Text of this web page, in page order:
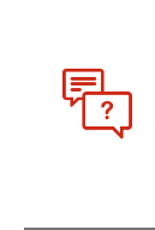
Bildgalerie
springen